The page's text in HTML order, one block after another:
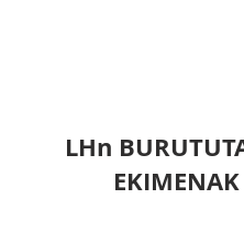
LHn
EKIMENAK